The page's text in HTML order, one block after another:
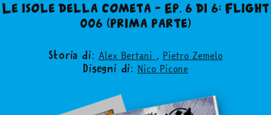
Le isole della cometa – Ep. 6 di 6: Flight
006 (prima parte)
Storia di: Alex Bertani , Pietro Zemelo
Disegni di: Nico Picone